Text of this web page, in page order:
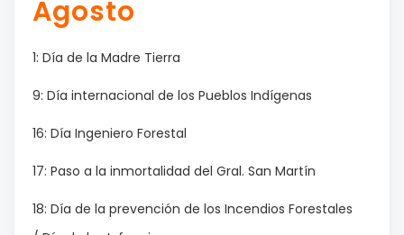
Agosto
1: Día de la Madre Tierra
9: Día internacional de los Pueblos Indígenas
16: Día Ingeniero Forestal
17: Paso a la inmortalidad del Gral. San Martín
18: Día de la prevención de los Incendios Forestales